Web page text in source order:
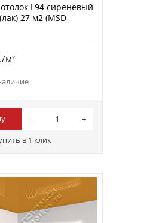
L94 сиреневый
27 м2 (MSD
м²
в 1 клик